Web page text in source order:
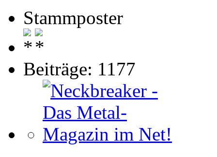
Stammposter
Beiträge: 1177